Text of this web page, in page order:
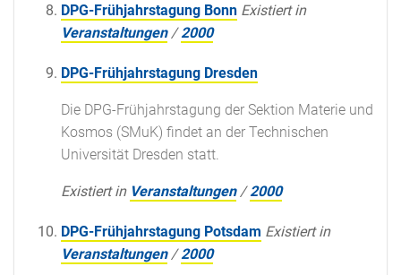
DPG-Frühjahrstagung Bonn Existiert in
Veranstaltungen /2000
DPG-Frühjahrstagung Dresden
Die DPG-Frühjahrstagung der Sektion Materie und
Kosmos (SMuK) findet an der Technischen
Universität Dresden statt.
Existiert in Veranstaltungen /2000
DPG-Frühjahrstagung Potsdam Existiert in
Veranstaltungen /2000